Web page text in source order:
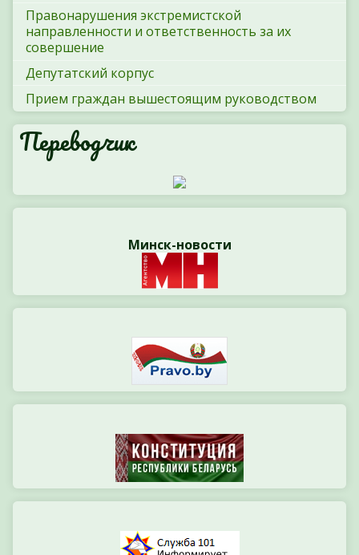
Правонарушения экстремистской
направленности и ответственность за их
совершение
Депутатский корпус
Прием граждан вышестоящим руководством
Переводчик
Минск-новости